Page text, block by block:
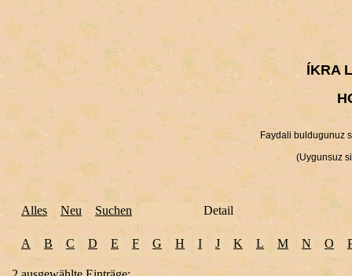
ÍKRA
Faydali buldugunuz
(Uygunsuz
Alles Neu Suchen Detail
A B C D E F G H I J K L M N O